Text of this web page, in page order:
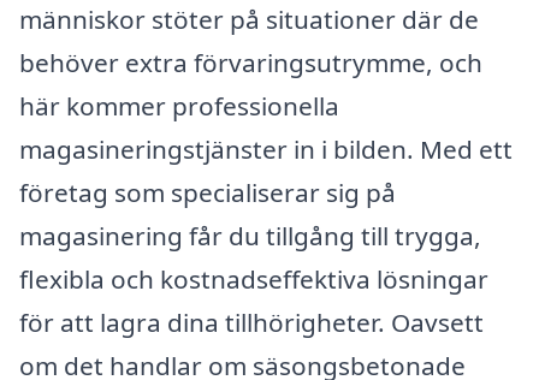
människor stöter på situationer där de
behöver extra förvaringsutrymme, och
här kommer professionella
magasineringstjänster in i bilden. Med ett
företag som specialiserar sig på
magasinering får du tillgång till trygga,
flexibla och kostnadseffektiva lösningar
för att lagra dina tillhörigheter. Oavsett
om det handlar om säsongsbetonade